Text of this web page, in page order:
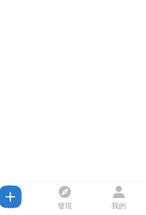
發現 我的